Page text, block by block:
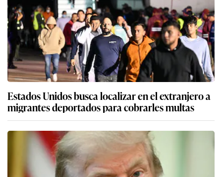
Estados Unidos busca localizar en el extranjero a
migrantes deportados para cobrarles multas